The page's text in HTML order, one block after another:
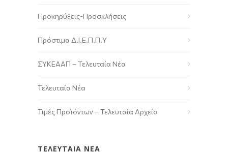
Προκηρύξεις-Προσκλήσεις
Πρόστιμα Δ.Ι.Ε.Π.Π.Υ
ΣΥΚΕΑΑΠ – Τελευταία Νέα
Τελευταία Νέα
Τιμές Προϊόντων – Τελευταία Αρχεία
ΤΕΛΕΥΤΑΙΑ ΝΕΑ